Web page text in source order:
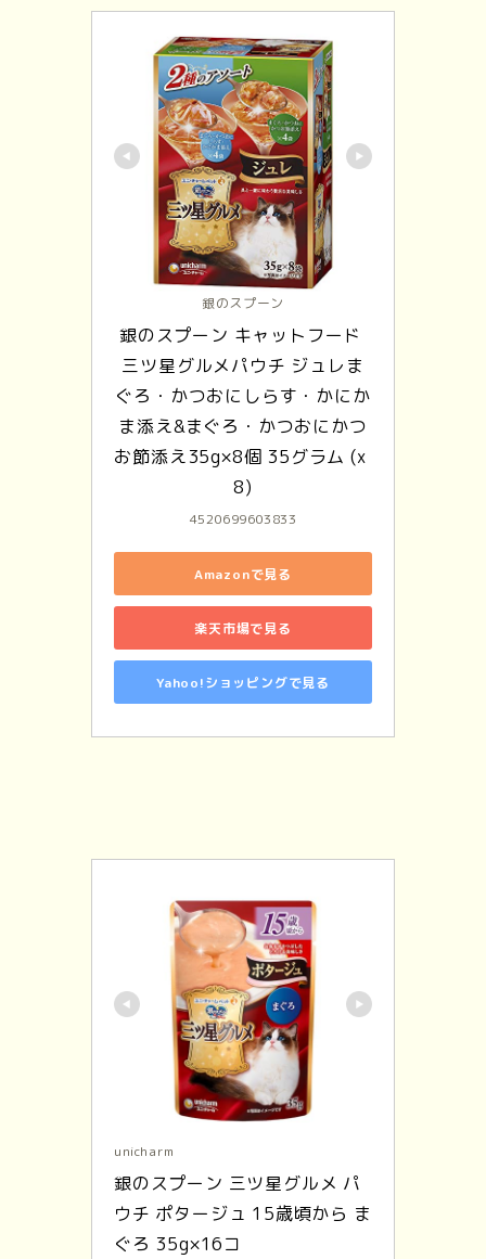
銀のスプーン
銀のスプーン キャットフード
三ツ星グルメパウチ ジュレま
ぐろ・かつおにしらす・かにか
ま添え&まぐろ・かつおにかつ
お節添え35g×8個 35グラム (x
8)
4520699603833
Amazonで見る
楽天市場で見る
Yahoo!ショッピングで見る
unicharm
銀のスプーン 三ツ星グルメ パ
ウチ ポタージュ 15歳頃から ま
ぐろ 35g×16コ